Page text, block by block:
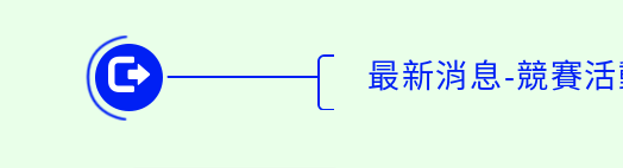
最新消息-競賽